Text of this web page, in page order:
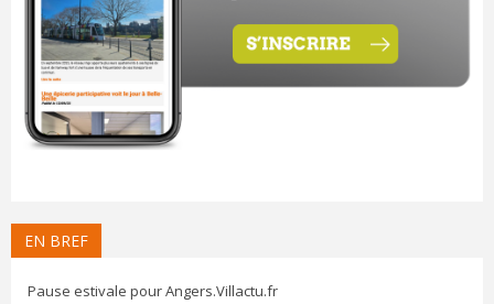
EN BREF
Pause estivale pour Angers.Villactu.fr